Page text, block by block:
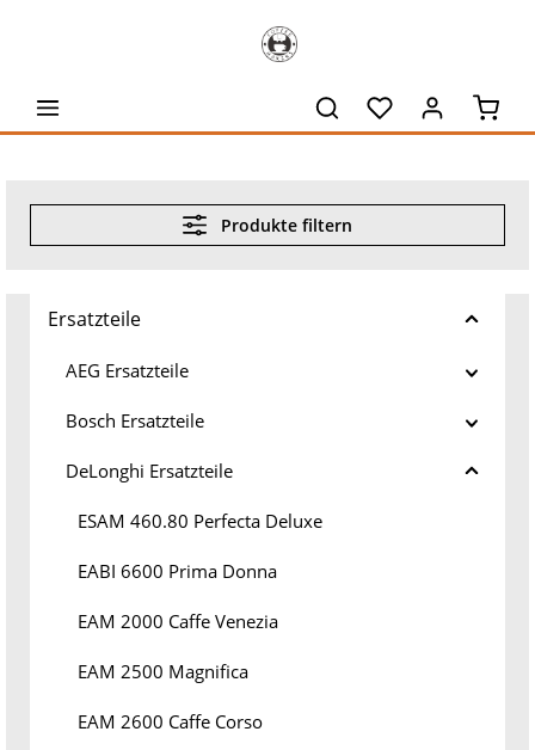
Produkte filtern
Ersatzteile
AEG Ersatzteile
Bosch Ersatzteile
DeLonghi Ersatzteile
ESAM 460.80 Perfecta Deluxe
EABI 6600 Prima Donna
EAM 2000 Caffe Venezia
EAM 2500 Magnifica
EAM 2600 Caffe Corso